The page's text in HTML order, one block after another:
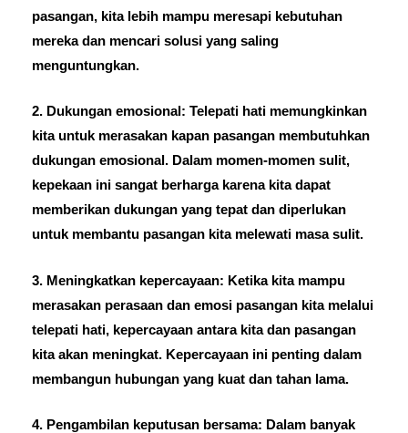
pasangan, kita lebih mampu meresapi kebutuhan
mereka dan mencari solusi yang saling
menguntungkan.
2. Dukungan emosional: Telepati hati memungkinkan
kita untuk merasakan kapan pasangan membutuhkan
dukungan emosional. Dalam momen-momen sulit,
kepekaan ini sangat berharga karena kita dapat
memberikan dukungan yang tepat dan diperlukan
untuk membantu pasangan kita melewati masa sulit.
3. Meningkatkan kepercayaan: Ketika kita mampu
merasakan perasaan dan emosi pasangan kita melalui
telepati hati, kepercayaan antara kita dan pasangan
kita akan meningkat. Kepercayaan ini penting dalam
membangun hubungan yang kuat dan tahan lama.
4. Pengambilan keputusan bersama: Dalam banyak